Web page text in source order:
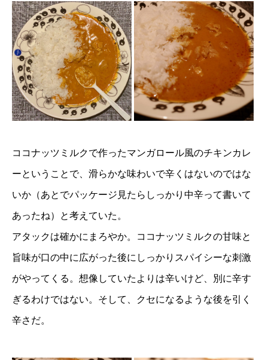
ココナッツミルクで作ったマンガロール風のチキンカレ
ーということで、滑らかな味わいで辛くはないのではな
いか（あとでパッケージ見たらしっかり中辛って書いて
あったね）と考えていた。
アタックは確かにまろやか。ココナッツミルクの甘味と
旨味が口の中に広がった後にしっかりスパイシーな刺激
がやってくる。想像していたよりは辛いけど、別に辛す
ぎるわけではない。そして、クセになるような後を引く
辛さだ。